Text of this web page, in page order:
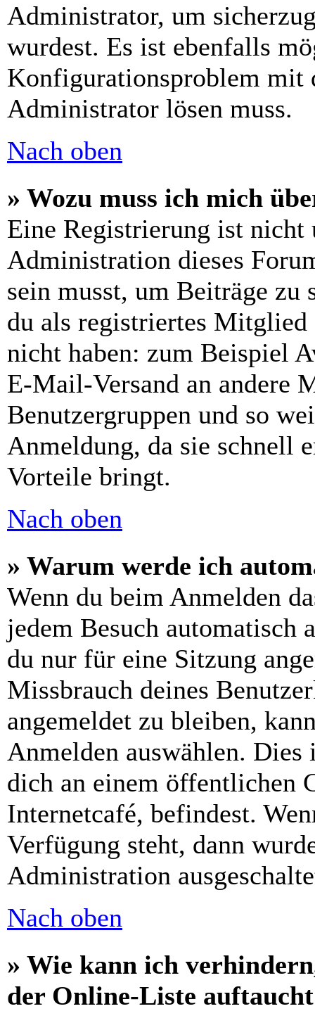
Administrator, um
wurdest. Es ist ebenfalls
Konfigurationsproblem mit
Administrator lösen muss.
Nach oben
» Wozu muss ich mich
Eine Registrierung ist
Administration dieses
sein musst, um Beiträge
du als registriertes Mitglied
nicht haben: zum Beispiel
E-Mail-Versand an andere
Benutzergruppen und so
Anmeldung, da sie schnell
Vorteile bringt.
Nach oben
» Warum werde ich
Wenn du beim Anmelden
jedem Besuch automatisch
du nur für eine Sitzung
Missbrauch deines
angemeldet zu bleiben,
Anmelden auswählen.
dich an einem öffentlichen
Internetcafé, befindest.
Verfügung steht, dann
Administration
Nach oben
» Wie kann ich
der Online-Liste